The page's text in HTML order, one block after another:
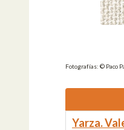
Fotografías: © Paco
Yarza.